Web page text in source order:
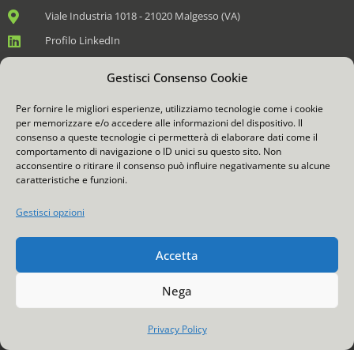
Gestisci Consenso Cookie
Per fornire le migliori esperienze, utilizziamo tecnologie come i cookie
per memorizzare e/o accedere alle informazioni del dispositivo. Il
consenso a queste tecnologie ci permetterà di elaborare dati come il
comportamento di navigazione o ID unici su questo sito. Non
acconsentire o ritirare il consenso può influire negativamente su alcune
caratteristiche e funzioni.
Gestisci opzioni
Accetta
Nega
Privacy Policy
Viale Industria 1018 - 21020 Malgesso (VA)
Profilo LinkedIn